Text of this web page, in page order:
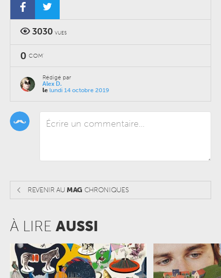
3030 VUES
0 COM'
Rédigé par
Alex D.
le lundi 14 octobre 2019
REVENIR AU MAG CHRONIQUES
À LIRE AUSSI